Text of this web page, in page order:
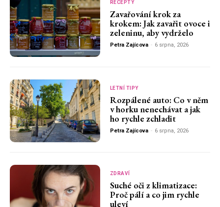
RECEPTY
Zavařování krok za
krokem: Jak zavařit ovoce i
zeleninu, aby vydrželo
Petra Zajícova - 6 srpna, 2026
LETNÍ TIPY
Rozpálené auto: Co v něm
v horku nenechávat a jak
ho rychle zchladit
Petra Zajícova - 6 srpna, 2026
ZDRAVÍ
Suché oči z klimatizace:
Proč pálí a co jim rychle
uleví